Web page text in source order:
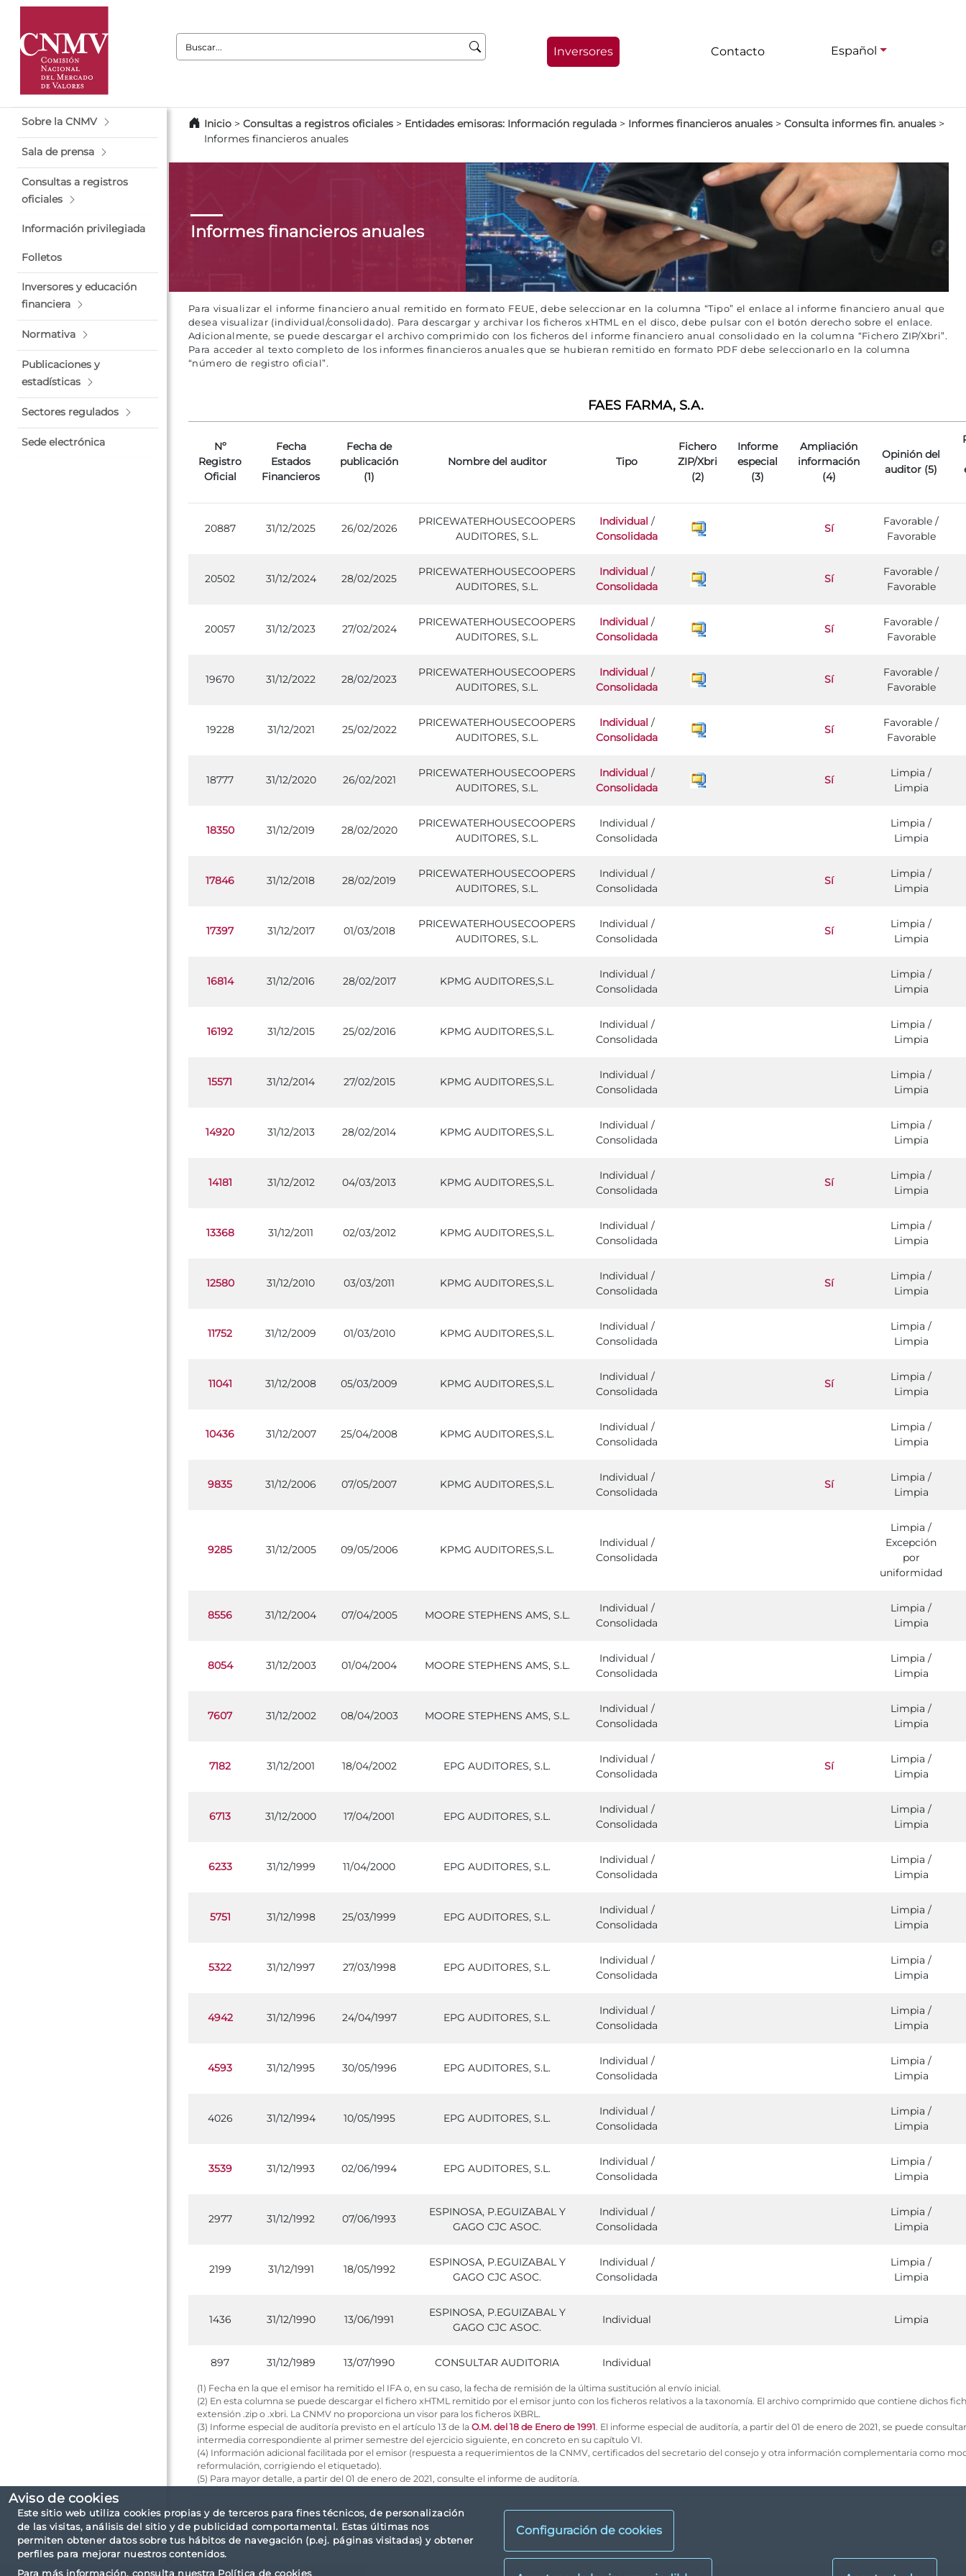
Aviso de cookies
Este sitio web utiliza cookies propias y de terceros para fines técnicos, de personalización
de las visitas, análisis del sitio y de publicidad comportamental. Estas últimas nos
permiten obtener datos sobre tus hábitos de navegación (p.ej. páginas visitadas) y obtener
perfiles para mejorar nuestros contenidos.
Para más información, consulta nuestra Política de cookies
Configuración de cookies
Buscar:
Inversores Contacto Español
Sobre la CNMV
Sala de prensa
Consultas a registros
oficiales
Información privilegiada
Folletos
Inversores y educación
financiera
Normativa
Publicaciones y
estadísticas
Sectores regulados
Sede electrónica
Inicio > Consultas a registros oficiales > Entidades emisoras: Información regulada > Informes financieros anuales > Consulta informes fin. anuales >
Informes financieros anuales
Informes financieros anuales
Para visualizar el informe financiero anual remitido en formato FEUE, debe seleccionar en la columna “Tipo” el enlace al informe financiero anual que
desea visualizar (individual/consolidado). Para descargar y archivar los ficheros xHTML en el disco, debe pulsar con el botón derecho sobre el enlace.
Adicionalmente, se puede descargar el archivo comprimido con los ficheros del informe financiero anual consolidado en la columna “Fichero ZIP/Xbri”.
Para acceder al texto completo de los informes financieros anuales que se hubieran remitido en formato PDF debe seleccionarlo en la columna
“número de registro oficial”.
FAES FARMA, S.A.
Nº
Registro
Oficial
Fecha
Estados
Financieros
Fecha de
publicación
(1)
Nombre del auditor Tipo
Fichero
ZIP/Xbri
(2)
Informe
especial
(3)
Ampliación
información
(4)
Opinión del
auditor (5)
20887 31/12/2025 26/02/2026
PRICEWATERHOUSECOOPERS
AUDITORES, S.L.
Individual /
Consolidada
Sí
Favorable /
Favorable
20502 31/12/2024 28/02/2025
PRICEWATERHOUSECOOPERS
AUDITORES, S.L.
Individual /
Consolidada
Sí
Favorable /
Favorable
20057 31/12/2023 27/02/2024
PRICEWATERHOUSECOOPERS
AUDITORES, S.L.
Individual /
Consolidada
Sí
Favorable /
Favorable
19670 31/12/2022 28/02/2023
PRICEWATERHOUSECOOPERS
AUDITORES, S.L.
Individual /
Consolidada
Sí
Favorable /
Favorable
19228 31/12/2021 25/02/2022
PRICEWATERHOUSECOOPERS
AUDITORES, S.L.
Individual /
Consolidada
Sí
Favorable /
Favorable
18777 31/12/2020 26/02/2021
PRICEWATERHOUSECOOPERS
AUDITORES, S.L.
Individual /
Consolidada
Sí
Limpia /
Limpia
18350 31/12/2019 28/02/2020
PRICEWATERHOUSECOOPERS
AUDITORES, S.L.
Individual /
Consolidada
Limpia /
Limpia
17846 31/12/2018 28/02/2019
PRICEWATERHOUSECOOPERS
AUDITORES, S.L.
Individual /
Consolidada
Sí
Limpia /
Limpia
17397 31/12/2017 01/03/2018
PRICEWATERHOUSECOOPERS
AUDITORES, S.L.
Individual /
Consolidada
Sí
Limpia /
Limpia
16814 31/12/2016 28/02/2017 KPMG AUDITORES,S.L.
Individual /
Consolidada
Limpia /
Limpia
16192 31/12/2015 25/02/2016 KPMG AUDITORES,S.L.
Individual /
Consolidada
Limpia /
Limpia
15571 31/12/2014 27/02/2015 KPMG AUDITORES,S.L.
Individual /
Consolidada
Limpia /
Limpia
14920 31/12/2013 28/02/2014 KPMG AUDITORES,S.L.
Individual /
Consolidada
Limpia /
Limpia
14181 31/12/2012 04/03/2013 KPMG AUDITORES,S.L.
Individual /
Consolidada
Sí
Limpia /
Limpia
13368 31/12/2011 02/03/2012 KPMG AUDITORES,S.L.
Individual /
Consolidada
Limpia /
Limpia
12580 31/12/2010 03/03/2011 KPMG AUDITORES,S.L.
Individual /
Consolidada
Sí
Limpia /
Limpia
11752 31/12/2009 01/03/2010 KPMG AUDITORES,S.L.
Individual /
Consolidada
Limpia /
Limpia
11041 31/12/2008 05/03/2009 KPMG AUDITORES,S.L.
Individual /
Consolidada
Sí
Limpia /
Limpia
10436 31/12/2007 25/04/2008 KPMG AUDITORES,S.L.
Individual /
Consolidada
Limpia /
Limpia
9835 31/12/2006 07/05/2007 KPMG AUDITORES,S.L.
Individual /
Consolidada
Sí
Limpia /
Limpia
9285 31/12/2005 09/05/2006 KPMG AUDITORES,S.L.
Individual /
Consolidada
Limpia /
Excepción
por
uniformidad
8556 31/12/2004 07/04/2005 MOORE STEPHENS AMS, S.L.
Individual /
Consolidada
Limpia /
Limpia
8054 31/12/2003 01/04/2004 MOORE STEPHENS AMS, S.L.
Individual /
Consolidada
Limpia /
Limpia
7607 31/12/2002 08/04/2003 MOORE STEPHENS AMS, S.L.
Individual /
Consolidada
Limpia /
Limpia
7182 31/12/2001 18/04/2002 EPG AUDITORES, S.L.
Individual /
Consolidada
Sí
Limpia /
Limpia
6713 31/12/2000 17/04/2001 EPG AUDITORES, S.L.
Individual /
Consolidada
Limpia /
Limpia
6233 31/12/1999 11/04/2000 EPG AUDITORES, S.L.
Individual /
Consolidada
Limpia /
Limpia
5751 31/12/1998 25/03/1999 EPG AUDITORES, S.L.
Individual /
Consolidada
Limpia /
Limpia
5322 31/12/1997 27/03/1998 EPG AUDITORES, S.L.
Individual /
Consolidada
Limpia /
Limpia
4942 31/12/1996 24/04/1997 EPG AUDITORES, S.L.
Individual /
Consolidada
Limpia /
Limpia
4593 31/12/1995 30/05/1996 EPG AUDITORES, S.L.
Individual /
Consolidada
Limpia /
Limpia
4026 31/12/1994 10/05/1995 EPG AUDITORES, S.L.
Individual /
Consolidada
Limpia /
Limpia
3539 31/12/1993 02/06/1994 EPG AUDITORES, S.L.
Individual /
Consolidada
Limpia /
Limpia
2977 31/12/1992 07/06/1993
ESPINOSA, P.EGUIZABAL Y
GAGO CJC ASOC.
Individual /
Consolidada
Limpia /
Limpia
2199 31/12/1991 18/05/1992
ESPINOSA, P.EGUIZABAL Y
GAGO CJC ASOC.
Individual /
Consolidada
Limpia /
Limpia
1436 31/12/1990 13/06/1991
ESPINOSA, P.EGUIZABAL Y
GAGO CJC ASOC.
Individual Limpia
897 31/12/1989 13/07/1990 CONSULTAR AUDITORIA Individual
(1) Fecha en la que el emisor ha remitido el IFA o, en su caso, la fecha de remisión de la última sustitución al envío inicial.
(2) En esta columna se puede descargar el fichero xHTML remitido por el emisor junto con los ficheros relativos a la taxonomía. El archivo comprimido que contiene dichos
extensión .zip o .xbri. La CNMV no proporciona un visor para los ficheros iXBRL.
(3) Informe especial de auditoría previsto en el artículo 13 de laO.M. del 18 de Enero de 1991. El informe especial de auditoría, a partir del 01 de enero de 2021, se puede
intermedia correspondiente al primer semestre del ejercicio siguiente, en concreto en su capítulo VI.
(4) Información adicional facilitada por el emisor (respuesta a requerimientos de la CNMV, certificados del secretario del consejo y otra información complementaria como
reformulación, corrigiendo el etiquetado).
(5) Para mayor detalle, a partir del 01 de enero de 2021, consulte el informe de auditoría.